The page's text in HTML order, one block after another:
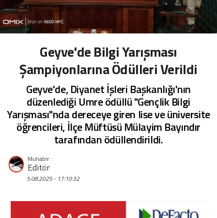
Geyve'de Bilgi Yarışması
Şampiyonlarına Ödülleri Verildi
Geyve'de, Diyanet İşleri Başkanlığı'nın
düzenlediği Umre ödüllü "Gençlik Bilgi
Yarışması"nda dereceye giren lise ve üniversite
öğrencileri, İlçe Müftüsü Mülayim Bayındır
tarafından ödüllendirildi.
Editör
5.08.2025 - 17:10:32